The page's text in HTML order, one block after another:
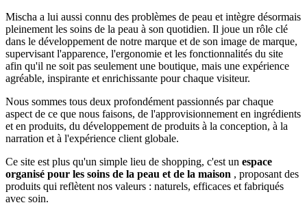
Mischa a lui aussi connu des problèmes de peau et intègre désormais
pleinement les soins de la peau à son quotidien. Il joue un rôle clé
dans le développement de notre marque et de son image de marque,
supervisant l'apparence, l'ergonomie et les fonctionnalités du site
afin qu'il ne soit pas seulement une boutique, mais une expérience
agréable, inspirante et enrichissante pour chaque visiteur.
Nous sommes tous deux profondément passionnés par chaque
aspect de ce que nous faisons, de l'approvisionnement en ingrédients
et en produits, du développement de produits à la conception, à la
narration et à l'expérience client globale.
Ce site est plus qu'un simple lieu de shopping, c'est un espace
organisé pour les soins de la peau et de la maison , proposant des
produits qui reflètent nos valeurs : naturels, efficaces et fabriqués
avec soin.